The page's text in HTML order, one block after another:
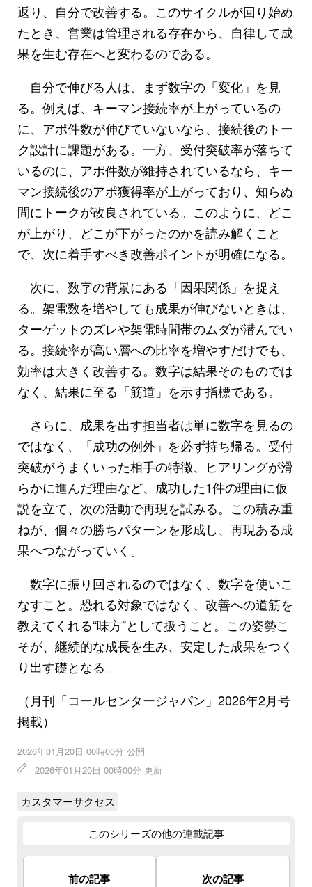
返り、自分で改善する。このサイクルが回り始め
たとき、営業は管理される存在から、自律して成
果を生む存在へと変わるのである。
自分で伸びる人は、まず数字の「変化」を見
る。例えば、キーマン接続率が上がっているの
に、アポ件数が伸びていないなら、接続後のトー
ク設計に課題がある。一方、受付突破率が落ちて
いるのに、アポ件数が維持されているなら、キー
マン接続後のアポ獲得率が上がっており、知らぬ
間にトークが改良されている。このように、どこ
が上がり、どこが下がったのかを読み解くこと
で、次に着手すべき改善ポイントが明確になる。
次に、数字の背景にある「因果関係」を捉え
る。架電数を増やしても成果が伸びないときは、
ターゲットのズレや架電時間帯のムダが潜んでい
る。接続率が高い層への比率を増やすだけでも、
効率は大きく改善する。数字は結果そのものでは
なく、結果に至る「筋道」を示す指標である。
さらに、成果を出す担当者は単に数字を見るの
ではなく、「成功の例外」を必ず持ち帰る。受付
突破がうまくいった相手の特徴、ヒアリングが滑
らかに進んだ理由など、成功した1件の理由に仮
説を立て、次の活動で再現を試みる。この積み重
ねが、個々の勝ちパターンを形成し、再現ある成
果へつながっていく。
数字に振り回されるのではなく、数字を使いこ
なすこと。恐れる対象ではなく、改善への道筋を
教えてくれる“味方”として扱うこと。この姿勢こ
そが、継続的な成長を生み、安定した成果をつく
り出す礎となる。
（月刊「コールセンタージャパン」2026年2月号
掲載）
2026年01月20日 00時00分 公開
2026年01月20日 00時00分 更新
カスタマーサクセス
このシリーズの他の連載記事
前の記事 次の記事